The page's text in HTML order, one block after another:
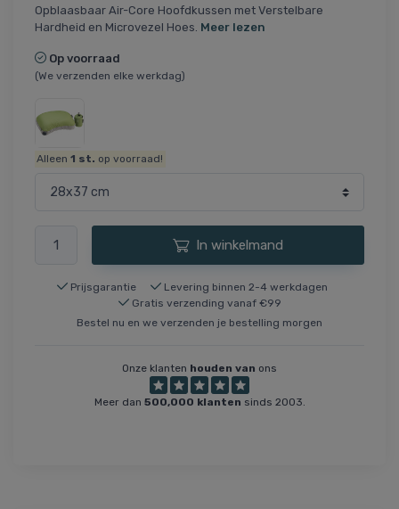
Opblaasbaar Air-Core Hoofdkussen met Verstelbare
Hardheid en Microvezel Hoes. Meer lezen
Op voorraad
(We verzenden elke werkdag)
Alleen1 st. op voorraad!
In winkelmand
Prijsgarantie
Levering binnen 2-4 werkdagen
Gratis verzending vanaf €99
Bestel nu en we verzenden je bestelling morgen
Onze klanten houden van ons
Meer dan 500,000 klanten sinds 2003.